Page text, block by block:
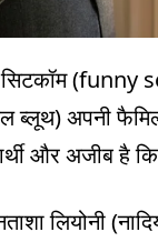
(funny
ब्लूथ) अपनी
और अजीब है कि
लियोनी